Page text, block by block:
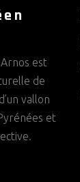
est
de
vallon
et